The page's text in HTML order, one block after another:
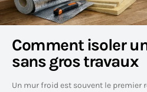
Comment isoler
sans gros travaux
Un mur froid est souvent le premier